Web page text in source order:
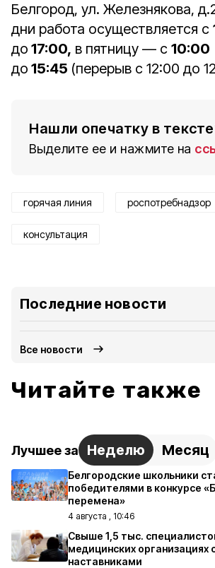
Белгород, ул. Железнякова,
дни работа осуществляется с
до 17:00, в пятницу — с 10:00
до 15:45 (перерыв с 12:00 до
Нашли опечатку в
Выделите ее и нажмите на
горячая линия роспотребнадзор
консультация
Последние новости
Все новости
Читайте также
Лучшее за Неделю Месяц
Белгородские школьники
победителями в конкурсе
перемена»
4 августа , 10:46
Свыше 1,5 тыс.
медицинских организациях
наставниками